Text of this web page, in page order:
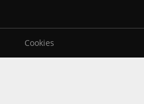
Cookies